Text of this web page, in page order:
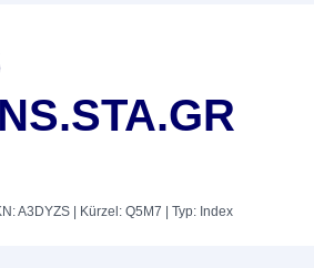
A3DYZS | Kürzel: Q5M7 | Typ: Index